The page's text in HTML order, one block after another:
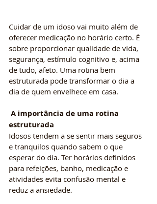
Cuidar de um idoso vai muito além de
oferecer medicação no horário certo. É
sobre proporcionar qualidade de vida,
segurança, estímulo cognitivo e, acima
de tudo, afeto. Uma rotina bem
estruturada pode transformar o dia a
dia de quem envelhece em casa.
estruturada
Idosos tendem a se sentir mais seguros
e tranquilos quando sabem o que
esperar do dia. Ter horários definidos
para refeições, banho, medicação e
atividades evita confusão mental e
reduz a ansiedade.